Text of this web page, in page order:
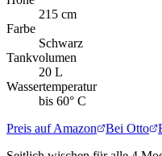
215 cm
Farbe
Schwarz
Tankvolumen
20 L
Wassertemperatur
bis 60° C
Preis auf Amazon
Bei Otto